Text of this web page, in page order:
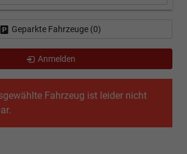
Fahrzeug ist leider nicht
Geparkte Fahrzeuge (0)
Anmelden